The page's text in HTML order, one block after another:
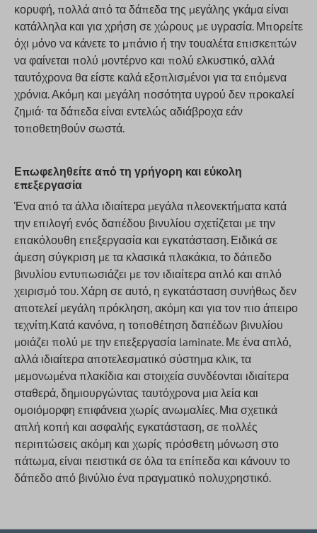
κορυφή, πολλά από τα δάπεδα της μεγάλης γκάμα είναι
κατάλληλα και για χρήση σε χώρους με υγρασία. Μπορείτε
όχι μόνο να κάνετε το μπάνιο ή την τουαλέτα επισκεπτών
να φαίνεται πολύ μοντέρνο και πολύ ελκυστικό, αλλά
ταυτόχρονα θα είστε καλά εξοπλισμένοι για τα επόμενα
χρόνια. Ακόμη και μεγάλη ποσότητα υγρού δεν προκαλεί
ζημιά· τα δάπεδα είναι εντελώς αδιάβροχα εάν
τοποθετηθούν σωστά.
Επωφεληθείτε από τη γρήγορη και εύκολη
επεξεργασία
Ένα από τα άλλα ιδιαίτερα μεγάλα πλεονεκτήματα κατά
την επιλογή ενός δαπέδου βινυλίου σχετίζεται με την
επακόλουθη επεξεργασία και εγκατάσταση. Ειδικά σε
άμεση σύγκριση με τα κλασικά πλακάκια, το δάπεδο
βινυλίου εντυπωσιάζει με τον ιδιαίτερα απλό και απλό
χειρισμό του. Χάρη σε αυτό, η εγκατάσταση συνήθως δεν
αποτελεί μεγάλη πρόκληση, ακόμη και για τον πιο άπειρο
τεχνίτη.Κατά κανόνα, η τοποθέτηση δαπέδων βινυλίου
μοιάζει πολύ με την επεξεργασία laminate. Με ένα απλό,
αλλά ιδιαίτερα αποτελεσματικό σύστημα κλικ, τα
μεμονωμένα πλακίδια και στοιχεία συνδέονται ιδιαίτερα
σταθερά, δημιουργώντας ταυτόχρονα μια λεία και
ομοιόμορφη επιφάνεια χωρίς ανωμαλίες. Μια σχετικά
απλή κοπή και ασφαλής εγκατάσταση, σε πολλές
περιπτώσεις ακόμη και χωρίς πρόσθετη μόνωση στο
πάτωμα, είναι πειστικά σε όλα τα επίπεδα και κάνουν το
δάπεδο από βινύλιο ένα πραγματικό πολυχρηστικό.